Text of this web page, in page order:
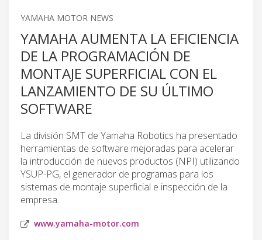
YAMAHA MOTOR NEWS
YAMAHA AUMENTA LA EFICIENCIA
DE LA PROGRAMACIÓN DE
MONTAJE SUPERFICIAL CON EL
LANZAMIENTO DE SU ÚLTIMO
SOFTWARE
La división SMT de Yamaha Robotics ha presentado
herramientas de software mejoradas para acelerar
la introducción de nuevos productos (NPI) utilizando
YSUP-PG, el generador de programas para los
sistemas de montaje superficial e inspección de la
empresa.
www.yamaha-motor.com